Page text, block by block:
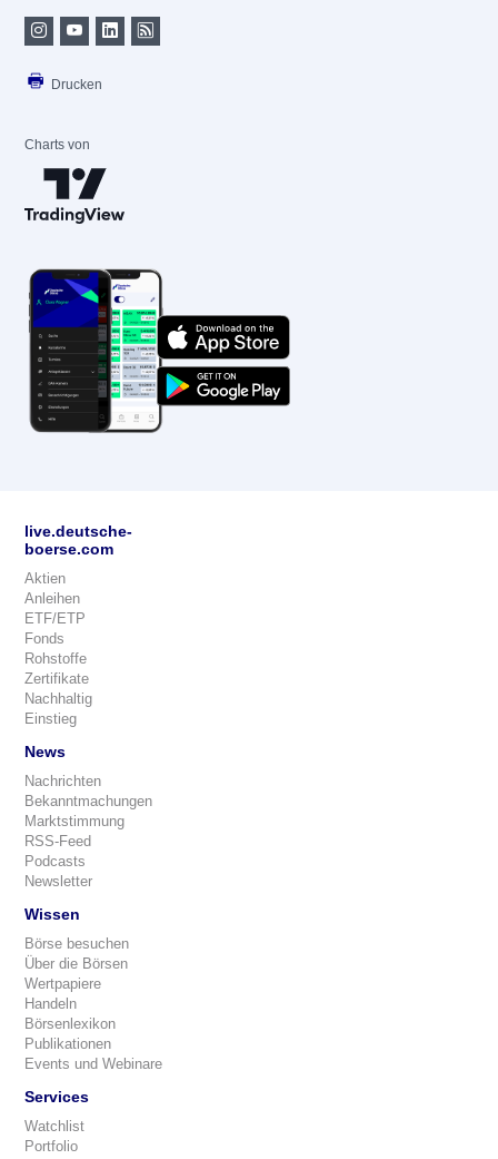
Drucken
Charts von
live.deutsche-
boerse.com
Aktien
Anleihen
ETF/ETP
Fonds
Rohstoffe
Zertifikate
Nachhaltig
Einstieg
News
Nachrichten
Bekanntmachungen
Marktstimmung
RSS-Feed
Podcasts
Newsletter
Wissen
Börse besuchen
Über die Börsen
Wertpapiere
Handeln
Börsenlexikon
Publikationen
Events und Webinare
Services
Watchlist
Portfolio